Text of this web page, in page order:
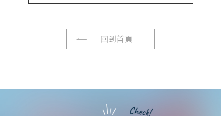
回到首頁